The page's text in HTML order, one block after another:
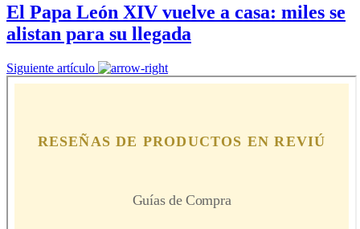
El Papa León XIV vuelve a casa: miles se
alistan para su llegada
Siguiente artículo